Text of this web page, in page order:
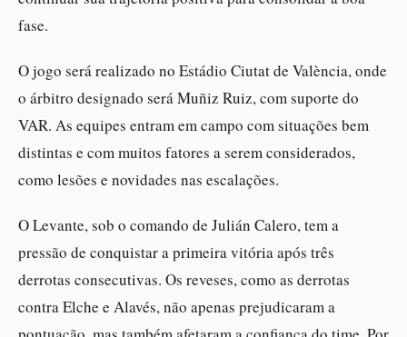
fase.
O jogo será realizado no Estádio Ciutat de València, onde
o árbitro designado será Muñiz Ruiz, com suporte do
VAR. As equipes entram em campo com situações bem
distintas e com muitos fatores a serem considerados,
como lesões e novidades nas escalações.
O Levante, sob o comando de Julián Calero, tem a
pressão de conquistar a primeira vitória após três
derrotas consecutivas. Os reveses, como as derrotas
contra Elche e Alavés, não apenas prejudicaram a